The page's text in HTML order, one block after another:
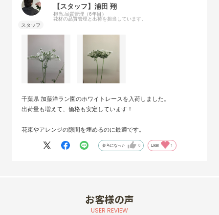
[日照量]
多くの日照量が必要で、高さ3.5mほどのハウスで栽培しています
が、日照量が多いと2m近くに成長する花もあります。
【スタッフ】浦田 翔
担当:品質管理（6年目）
花材の品質管理と出荷を担当しています。
千葉県 加藤洋ラン園のホワイトレースを入荷しました。
出荷量も増えて、価格も安定しています！
花束やアレンジの隙間を埋めるのに最適です。
参考になった 0 Like! 1
お客様の声
USER REVIEW